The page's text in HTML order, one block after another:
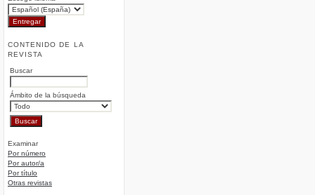
CONTENIDO DE LA
REVISTA
Buscar
Ámbito de la búsqueda
Examinar
Por número
Por autor/a
Por título
Otras revistas